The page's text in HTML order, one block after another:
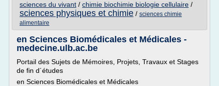
sciences du vivant / chimie biochimie biologie cellulaire /
sciences physiques et chimie / sciences chimie
alimentaire
en Sciences Biomédicales et Médicales -
medecine.ulb.ac.be
Portail des Sujets de Mémoires, Projets, Travaux et Stages
de fin d´études
en Sciences Biomédicales et Médicales